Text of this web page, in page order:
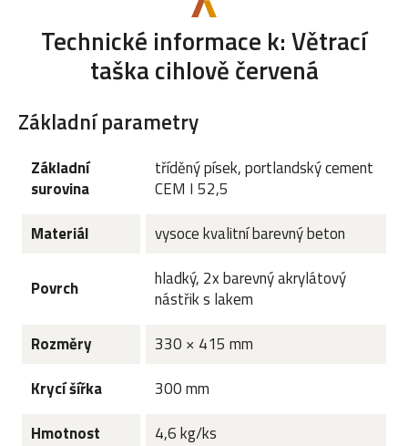
Technické informace k: Větrací
taška cihlově červená
Základní parametry
Základní
surovina
tříděný písek, portlandský cement
CEM I 52,5
Materiál
vysoce kvalitní barevný beton
Povrch
hladký, 2x barevný akrylátový
nástřik s lakem
Rozměry
330 × 415 mm
Krycí šířka
300 mm
Hmotnost
4,6 kg/ks